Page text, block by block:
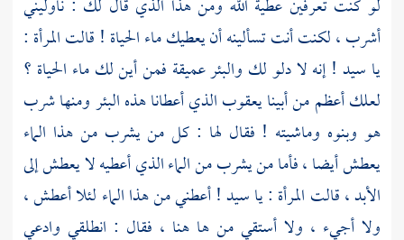
لو كنت تعرفين عطية الله ومن هذا الذي قال لك : ناوليني
أشرب ، لكنت أنت تسألينه أن يعطيك ماء الحياة ! قالت المرأة :
يا سيد ! إنه لا دلو لك والبئر عميقة فمن أين لك ماء الحياة ؟
لعلك أعظم من أبينايعقوبالذي أعطانا هذه البئر ومنها شرب
هو وبنوه وماشيته ! فقال لها : كل من يشرب من هذا الماء
يعطش أيضا ، فأما من يشرب من الماء الذي أعطيه لا يعطش إلى
الأبد ، قالت المرأة : يا سيد ! أعطني من هذا الماء لئلا أعطش ،
ولا أجيء ، ولا أستقي من ها هنا ، فقال : انطلقي وادعي